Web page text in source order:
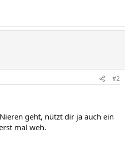
#2
geht, nützt dir ja auch ein
mal weh.